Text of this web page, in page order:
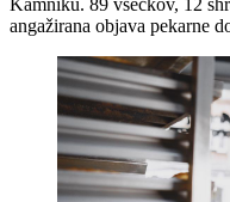
angažirana objava pekarne